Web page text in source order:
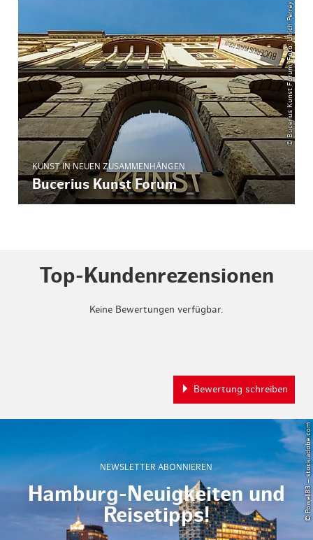
© Bucerius Kunst Forum, Foto: Ulrich Perrey
KUNST IN NEUEN ZUSAMMENHÄNGEN
Bucerius Kunst Forum
Top-Kundenrezensionen
Keine Bewertungen verfügbar.
Bewertung schreiben
NEWSLETTER ABONNIEREN
Hamburg-Neuigkeiten und
Reisetipps!
© Powell83 – stock.adobe.com